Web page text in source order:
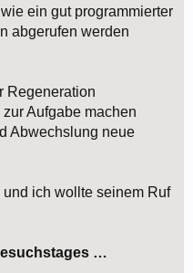
ein gut programmierter
abgerufen werden
Regeneration
Aufgabe machen
Abwechslung neue
ich wollte seinem Ruf
…